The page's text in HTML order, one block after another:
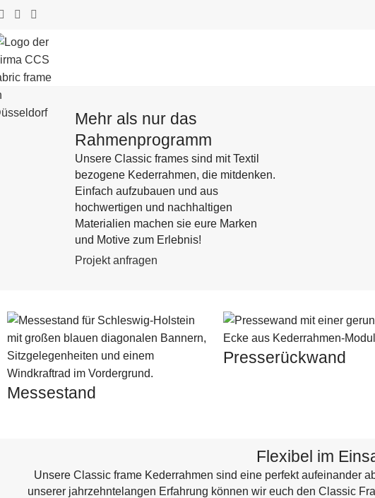
Mehr als nur das
Rahmenprogramm
Unsere Classic frames sind mit Textil
bezogene Kederrahmen, die mitdenken.
Einfach aufzubauen und aus
hochwertigen und nachhaltigen
Materialien machen sie eure Marken
und Motive zum Erlebnis!
Projekt anfragen
Messestand
Presserückwand
Flexibel im
Unsere Classic frame Kederrahmen sind eine perfekt aufeinander
unserer jahrzehntelangen Erfahrung können wir euch den Classic